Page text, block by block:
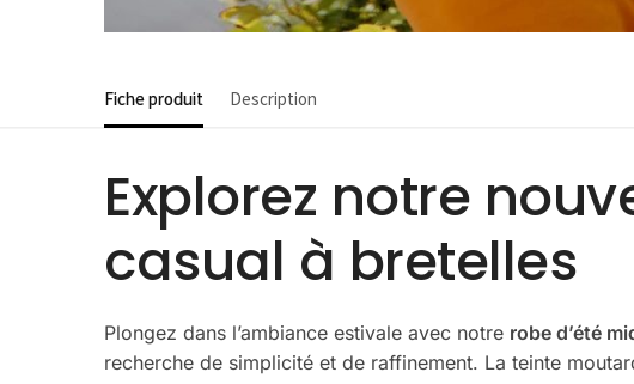
Fiche produit Description
Explorez notre
casual à bretelles
Plongez dans l’ambiance estivale avec notre robe d’été
recherche de simplicité et de raffinement. La teinte